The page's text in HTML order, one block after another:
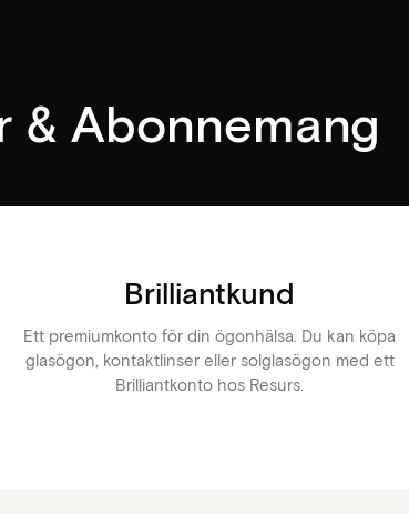
& Abonnemang
Brilliantkund
Ett premiumkonto för din ögonhälsa. Du kan köpa
glasögon, kontaktlinser eller solglasögon med ett
Brilliantkonto hos Resurs.